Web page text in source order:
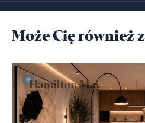
Może Cię również